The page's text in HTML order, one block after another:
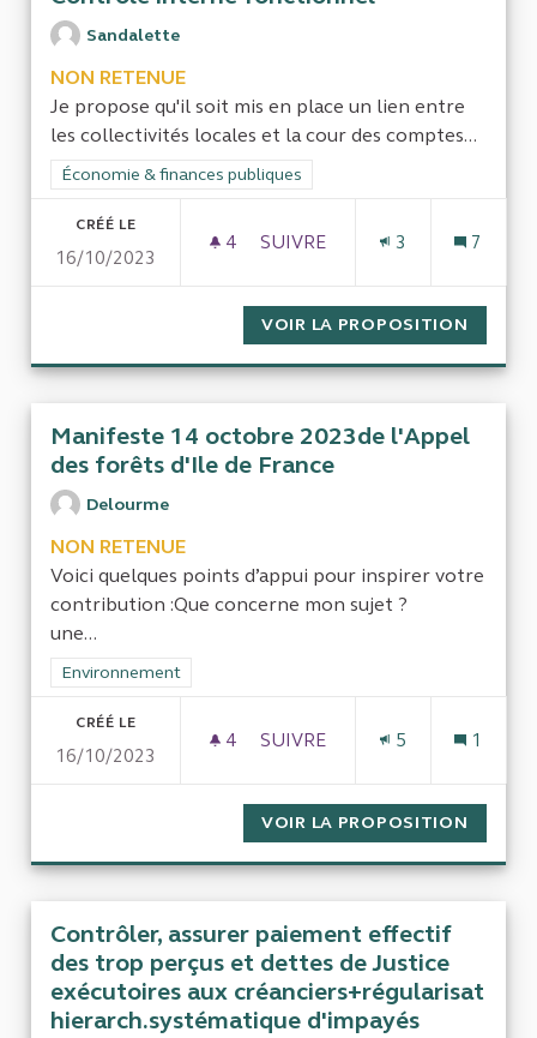
Sandalette
NON RETENUE
Je propose qu'il soit mis en place un lien entre
les collectivités locales et la cour des comptes...
Filtrer les résultats de la catégorie : Économie & finances
Économie & finances publiques
CRÉÉ LE
16/10/2023
4 4 ABONNÉS
SUIVRE
3 7
VOIR LA PROPOSITION
Manifeste 14 octobre 2023de l'Appel
des forêts d'Ile de France
Delourme
NON RETENUE
Voici quelques points d’appui pour inspirer votre
contribution :Que concerne mon sujet ?
une...
Filtrer les résultats de la catégorie : Environnement
Environnement
CRÉÉ LE
16/10/2023
4 4 ABONNÉS
SUIVRE
5 1
VOIR LA PROPOSITION
Contrôler, assurer paiement effectif
des trop perçus et dettes de Justice
exécutoires aux créanciers+régularisat
hierarch.systématique d'impayés